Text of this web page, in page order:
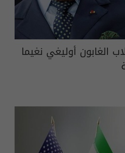
الغابون أوليغي نغيما